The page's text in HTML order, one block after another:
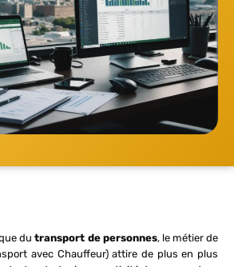
dutransport de personnes, le métier de
avec Chauffeur) attire de plus en plus